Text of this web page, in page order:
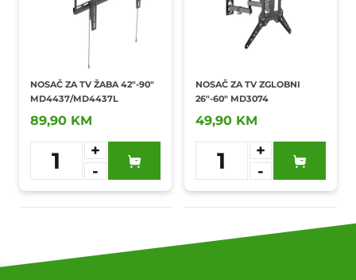
NOSAČ ZA TV ŽABA 42"-90"
MD4437/MD4437L
89,90 KM
1
+
-
Dodaj u
omiljene
NOSAČ ZA TV ZGLOBNI
26"-60" MD3074
49,90 KM
1
+
-
Dodaj u
omiljene